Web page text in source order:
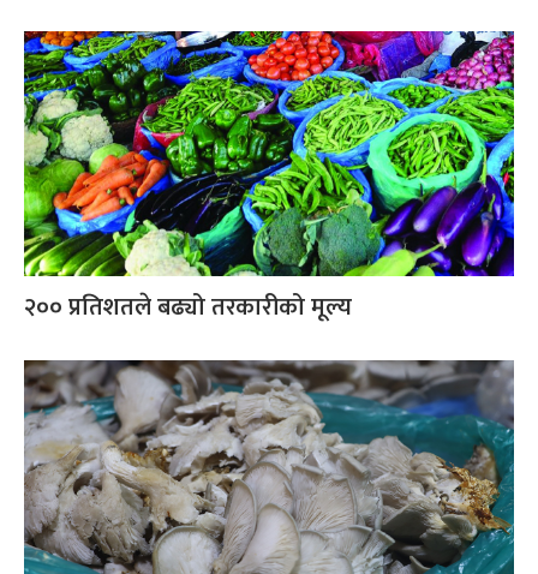
२०० प्रतिशतले बढ्यो तरकारीको मूल्य